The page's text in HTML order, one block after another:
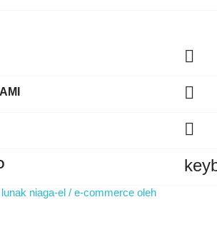



niaga-el / e-commerce oleh